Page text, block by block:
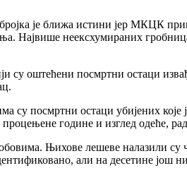
је ближа истини јер МКЦК
Највише неексхумираних
су оштећени посмртни остаци
су посмртни остаци убијених
године и изглед одеће,
Њихове лешеве налазили
али на десетине још